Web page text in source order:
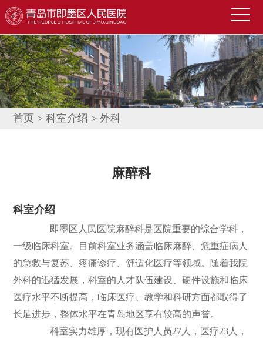
首
页
医
院
概
况
新
闻
中
便
民
首页 > 科室介绍 > 外科
麻醉科
科室介绍
即墨区人民医院麻醉科是医院重要的综合学科，
一级临床科室。目前科室业务涵盖临床麻醉、危重症病人
的急救与复苏、疼痛诊疗、舒适化医疗等领域。随着我院
外科的迅猛发展，科室的人才队伍建设、硬件设施和临床
医疗水平不断提高，临床医疗、教学和科研方面都取得了
长足进步，整体水平在青岛地区享有较高的声誉。
科室实力雄厚，现有医护人员27人，医疗23人，